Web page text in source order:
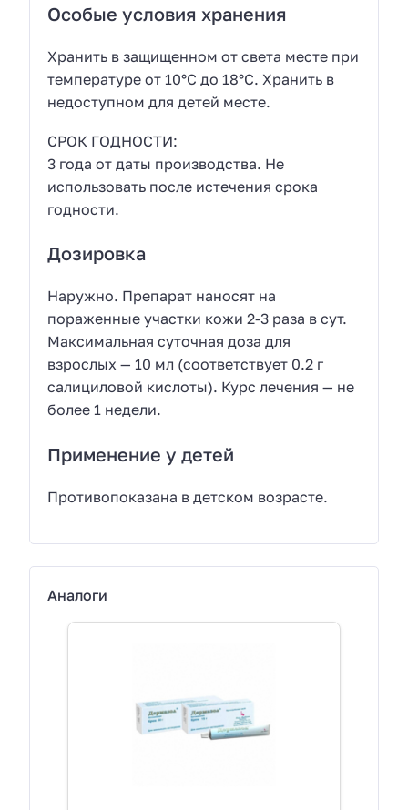
Особые условия хранения
Хранить в защищенном от света месте при
температуре от 10°С до 18°С. Хранить в
недоступном для детей месте.
СРОК ГОДНОСТИ:
3 года от даты производства. Не
использовать после истечения срока
годности.
Дозировка
Наружно. Препарат наносят на
пораженные участки кожи 2-3 раза в сут.
Максимальная суточная доза для
взрослых — 10 мл (соответствует 0.2 г
салициловой кислоты). Курс лечения — не
более 1 недели.
Применение у детей
Противопоказана в детском возрасте.
Аналоги